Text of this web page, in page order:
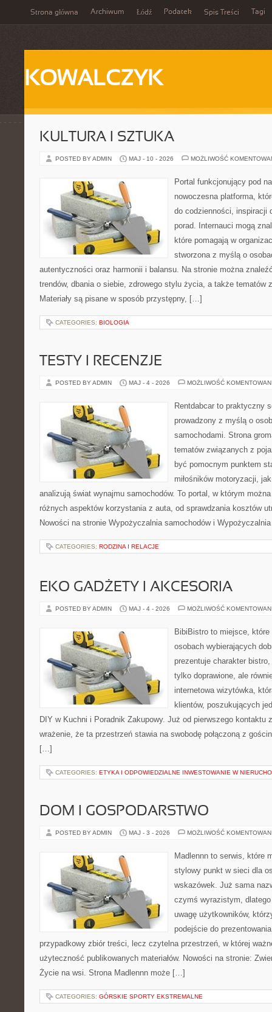
Strona główna Archiwum Łódź Podatek Spis Treści Tagi
KOWALCZYK
KULTURA I SZTUKA
POSTED BY ADMIN MAJ - 10 - 2026 MOŻLIWOŚĆ
Portal funkcjonujący pod
nowoczesna platforma,
do codzienności, inspiracji
porad. Internauci mogą
które pomagają w
stworzona z myślą o
autentyczności oraz harmonii i balansu. Na stronie można
trendów, dbania o siebie, zdrowego stylu życia, a także tematów
Materiały są pisane w sposób przystępny, […]
CATEGORIES: BIOLOGIA
TESTY I RECENZJE
POSTED BY ADMIN MAJ - 4 - 2026 MOŻLIWOŚĆ
Rentdabcar to praktyczny
prowadzony z myślą o
samochodami. Strona
tematów związanych z
być pomocnym punktem
miłośników motoryzacji,
analizują świat wynajmu samochodów. To portal, w którym
różnych aspektów korzystania z auta, od sprawdzania kosztów
Nowości na stronie Wypożyczalnia samochodów i
CATEGORIES: RODZINA I RELACJE
EKO GADŻETY I AKCESORIA
POSTED BY ADMIN MAJ - 4 - 2026 MOŻLIWOŚĆ
BibiBistro to miejsce, które
osobach wybierających
prezentuje charakter
tylko doprawione, ale
internetowa wizytówka,
klientów, poszukujących
DIY w Kuchni i Poradnik Zakupowy. Już od pierwszego kontaktu
wrażenie, że ta przestrzeń stawia na swobodę połączoną z
[…]
CATEGORIES: ETYKA I ODPOWIEDZIALNE INWESTOWANIE W
DOM I GOSPODARSTWO
POSTED BY ADMIN MAJ - 3 - 2026 MOŻLIWOŚĆ
Madlennn to serwis, które
stylowy punkt w sieci dla
wskazówek. Już sama
czymś wyrazistym,
uwagę użytkowników,
podejście do
przypadkowy zbiór treści, lecz czytelna przestrzeń, w której
użyteczność publikowanych materiałów. Nowości na stronie:
Życie na wsi. Strona Madlennn może […]
CATEGORIES: GÓRSKIE SPORTY EKSTREMALNE